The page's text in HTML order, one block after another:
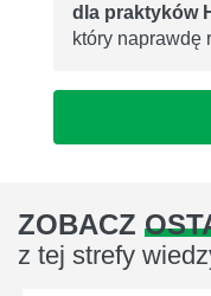
dla praktyków
który naprawdę
ZOBACZ
z tej strefy